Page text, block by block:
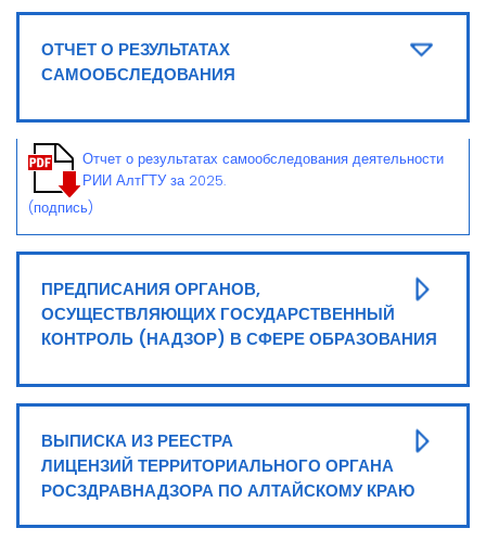
ОТЧЕТ О РЕЗУЛЬТАТАХ
САМООБСЛЕДОВАНИЯ
Отчет о результатах самообследования деятельности
РИИ АлтГТУ за 2025.
(подпись)
ПРЕДПИСАНИЯ ОРГАНОВ,
ОСУЩЕСТВЛЯЮЩИХ ГОСУДАРСТВЕННЫЙ
КОНТРОЛЬ (НАДЗОР) В СФЕРЕ ОБРАЗОВАНИЯ
ВЫПИСКА ИЗ РЕЕСТРА
ЛИЦЕНЗИЙ ТЕРРИТОРИАЛЬНОГО ОРГАНА
РОСЗДРАВНАДЗОРА ПО АЛТАЙСКОМУ КРАЮ